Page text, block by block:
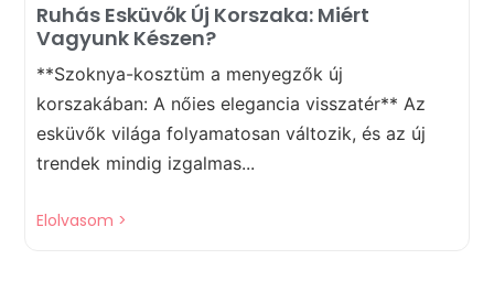
Ruhás Esküvők Új Korszaka: Miért
Vagyunk Készen?
**Szoknya-kosztüm a menyegzők új
korszakában: A nőies elegancia visszatér** Az
esküvők világa folyamatosan változik, és az új
trendek mindig izgalmas...
Elolvasom >